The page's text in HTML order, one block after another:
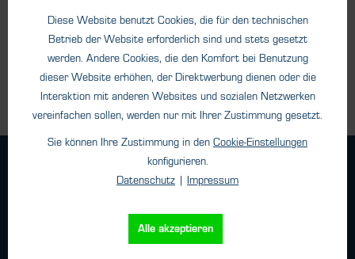
Details
Diese Website benutzt Cookies, die für den technischen
Betrieb der Website erforderlich sind und stets gesetzt
werden. Andere Cookies, die den Komfort bei Benutzung
dieser Website erhöhen, der Direktwerbung dienen oder die
Interaktion mit anderen Websites und sozialen Netzwerken
vereinfachen sollen, werden nur mit Ihrer Zustimmung gesetzt.
Sie können Ihre Zustimmung in den Cookie-Einstellungen
konfigurieren.
Datenschutz | Impressum
Alle akzeptieren